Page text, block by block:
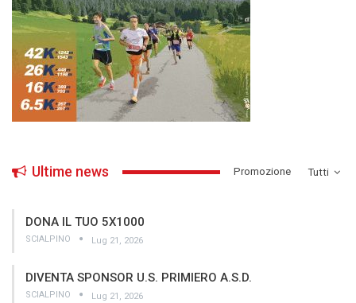
Tutti
Ultime news ­Promozione
DONA IL TUO 5X1000
SCIALPINO Lug 21, 2026
DIVENTA SPONSOR U.S. PRIMIERO A.S.D.
SCIALPINO Lug 21, 2026